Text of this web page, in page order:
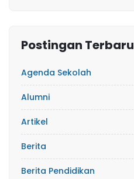
Postingan Terbaru
Agenda Sekolah
Alumni
Artikel
Berita
Berita Pendidikan